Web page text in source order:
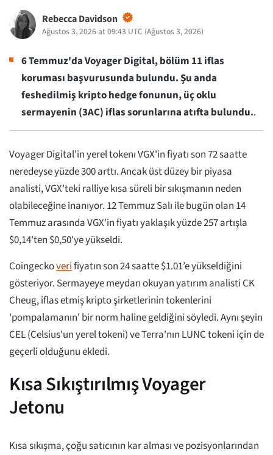
Rebecca Davidson
Ağustos 3, 2026 at 09:43 UTC (Ağustos 3, 2026)
6 Temmuz'da Voyager Digital, bölüm 11 iflas
koruması başvurusunda bulundu. Şu anda
feshedilmiş kripto hedge fonunun, üç oklu
sermayenin (3AC) iflas sorunlarına atıfta bulundu..
Voyager Digital'in yerel tokenı VGX'in fiyatı son 72 saatte
neredeyse yüzde 300 arttı. Ancak üst düzey bir piyasa
analisti, VGX'teki ralliye kısa süreli bir sıkışmanın neden
olabileceğine inanıyor. 12 Temmuz Salı ile bugün olan 14
Temmuz arasında VGX'in fiyatı yaklaşık yüzde 257 artışla
$0,14'ten $0,50'ye yükseldi.
Coingeckoverifiyatın son 24 saatte $1.01’e yükseldiğini
gösteriyor. Sermayeye meydan okuyan yatırım analisti CK
Cheug, iflas etmiş kripto şirketlerinin tokenlerini
'pompalamanın' bir norm haline geldiğini söyledi. Aynı şeyin
CEL (Celsius'un yerel tokeni) ve Terra'nın LUNC tokeni için de
geçerli olduğunu ekledi.
Kısa Sıkıştırılmış Voyager
Jetonu
Kısa sıkışma, çoğu satıcının kar alması ve pozisyonlarından